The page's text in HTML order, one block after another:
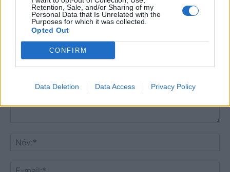
Retention, Sale, and/or Sharing of my
Personal Data that Is Unrelated with the
Purposes for which it was collected.
Opted Out
CONFIRM
Data Deletion Data Access Privacy Policy
HOZZÁSZÓLOK A CIKKHEZ